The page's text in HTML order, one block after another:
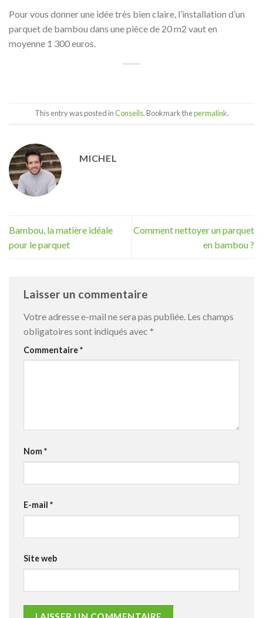
Pour vous donner une idée très bien claire, l’installation d’un
parquet de bambou dans une pièce de 20 m2 vaut en
moyenne 1 300 euros.
This entry was posted inConseils. Bookmark thepermalink.
MICHEL
Bambou, la matière idéale
pour le parquet
Comment nettoyer un parquet
en bambou ?
Laisser un commentaire
Votre adresse e-mail ne sera pas publiée. Les champs
obligatoires sont indiqués avec *
Commentaire*
Nom*
E-mail *
Site web